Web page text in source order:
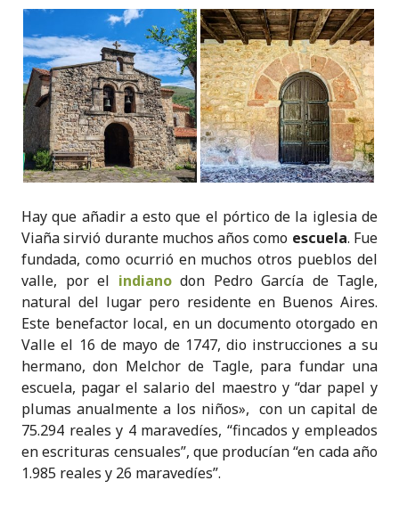
Hay que añadir a esto que el pórtico de la iglesia de
Viaña sirvió durante muchos años como escuela. Fue
fundada, como ocurrió en muchos otros pueblos del
valle, por el indianodon Pedro García de Tagle,
natural del lugar pero residente en Buenos Aires.
Este benefactor local, en un documento otorgado en
Valle el 16 de mayo de 1747, dio instrucciones a su
hermano, don Melchor de Tagle, para fundar una
escuela, pagar el salario del maestro y “dar papel y
plumas anualmente a los niños», con un capital de
75.294 reales y 4 maravedíes, “fincados y empleados
en escrituras censuales”, que producían “en cada año
1.985 reales y 26 maravedíes”.